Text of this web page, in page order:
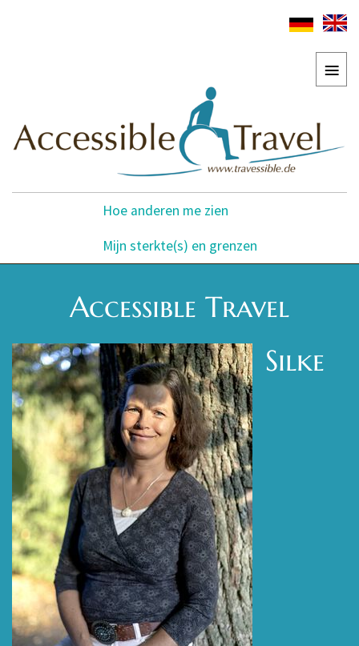
Hoe anderen me zien
Mijn sterkte(s) en grenzen
Accessible Travel
Silke